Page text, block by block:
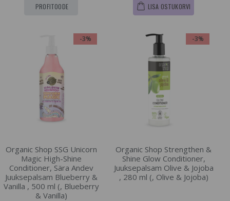
PROFITOODE LISA OSTUKORVI
-3%
Organic Shop SSG Unicorn
Magic High-Shine
Conditioner, Sära Andev
Juuksepalsam Blueberry &
Vanilla , 500 ml (, Blueberry
& Vanilla)
-3%
Organic Shop Strengthen &
Shine Glow Conditioner,
Juuksepalsam Olive & Jojoba
, 280 ml (, Olive & Jojoba)